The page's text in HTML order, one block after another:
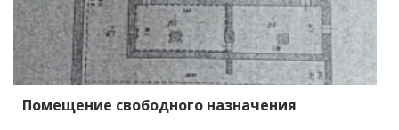
Помещение свободного назначения